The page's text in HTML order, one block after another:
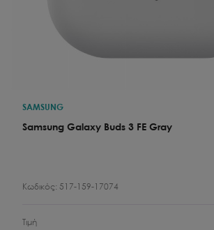
SAMSUNG
Samsung Galaxy Buds 3 FE Gray
Κωδικός: 517-159-17074
Τιμή